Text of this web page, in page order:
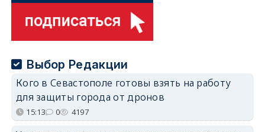
Выбор Редакции
Кого в Севастополе готовы взять на работу
для защиты города от дронов
15:13 0 4197